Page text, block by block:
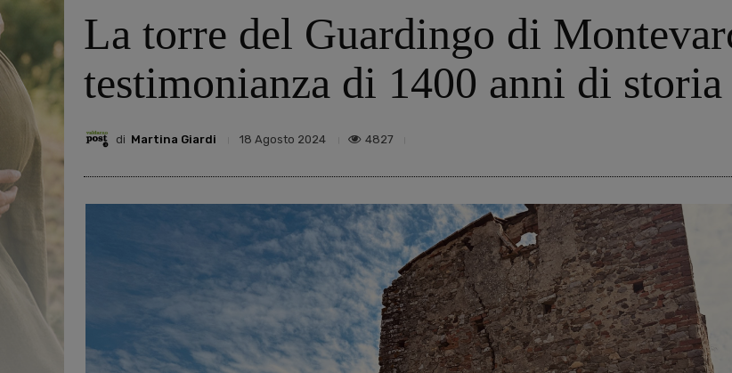
La torre del Guardingo di
testimonianza di 1400 anni di storia
di Martina Giardi 18 Agosto 2024 4827